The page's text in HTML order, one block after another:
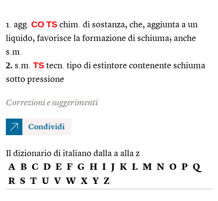
1. agg. CO TS chim. di sostanza, che, aggiunta a un
liquido, favorisce la formazione di schiuma; anche
s.m.
2. s.m. TS tecn. tipo di estintore contenente schiuma
sotto pressione
Correzioni e suggerimenti
Condividi
Il dizionario di italiano dalla a alla z
A B C D E F G H I J K L M N O P Q
R S T U V W X Y Z